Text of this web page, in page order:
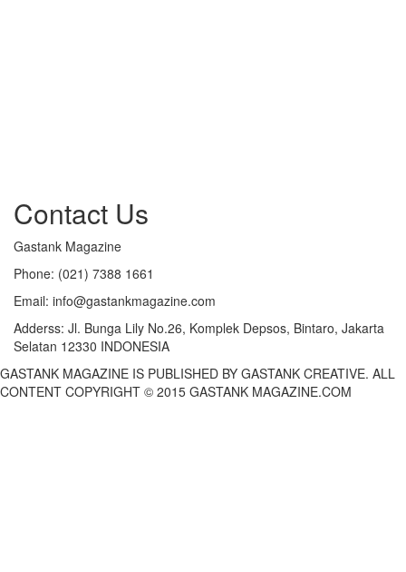
Contact Us
Gastank Magazine
Phone: (021) 7388 1661
Email: info@gastankmagazine.com
Adderss: Jl. Bunga Lily No.26, Komplek Depsos, Bintaro, Jakarta
Selatan 12330 INDONESIA
GASTANK MAGAZINE IS PUBLISHED BY GASTANK CREATIVE. ALL
CONTENT COPYRIGHT © 2015 GASTANK MAGAZINE.COM